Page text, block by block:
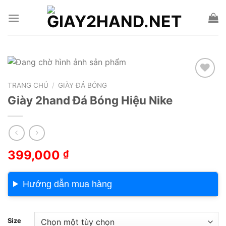
Add to wishlist
TRANG CHỦ / GIÀY ĐÁ BÓNG
Giày 2hand Đá Bóng Hiệu Nike
399,000 ₫
Hướng dẫn mua hàng
Size